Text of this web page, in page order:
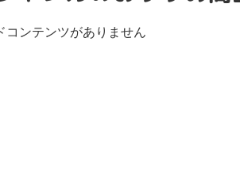
コンテンツがありません